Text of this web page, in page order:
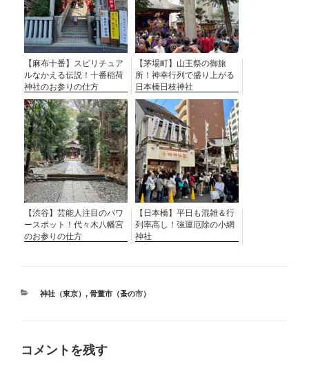
【麻布十番】スピリチュア
ルなかえる伝説！十番稲荷
神社のお参りの仕方
【茅場町】山王祭の御旅
所！神幸行列で盛り上がる
日本橋日枝神社
【渋谷】芸能人注目のパワ
ースポット！代々木八幡宮
のお参りの仕方
【日本橋】平日も混雑＆行
列率高し！強運厄除の小網
神社
カ
ー
神社（東京） , 骨董市（蚤の市）
コメントを残す